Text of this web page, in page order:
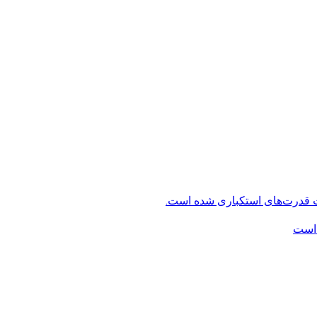
قدرت‌های استکباری شده است.
است